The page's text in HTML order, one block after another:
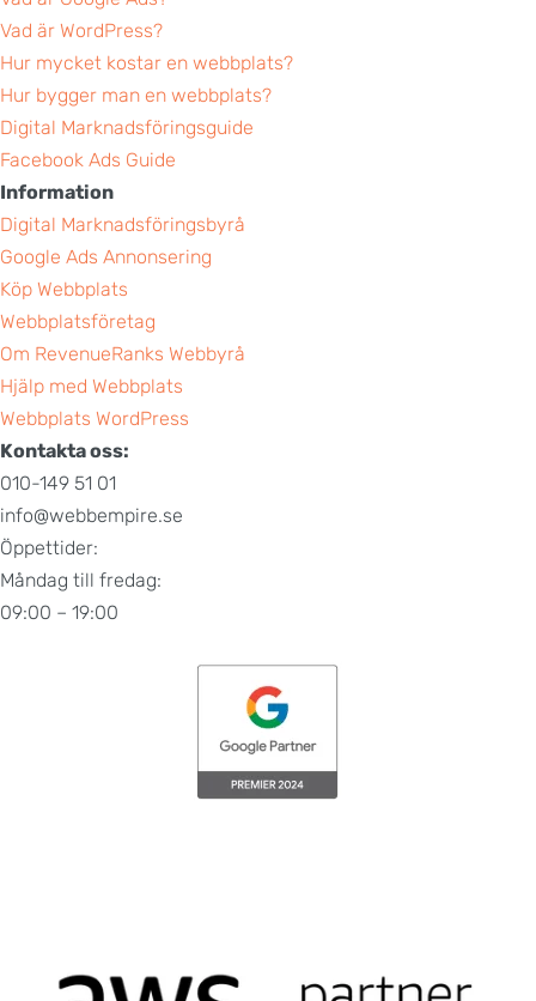
Vad är WordPress?
Hur mycket kostar en webbplats?
Hur bygger man en webbplats?
Digital Marknadsföringsguide
Facebook Ads Guide
Information
Digital Marknadsföringsbyrå
Google Ads Annonsering
Köp Webbplats
Webbplatsföretag
Om RevenueRanks Webbyrå
Hjälp med Webbplats
Webbplats WordPress
Kontakta oss:
010-149 51 01
info@webbempire.se
Öppettider:
Måndag till fredag:
09:00 – 19:00